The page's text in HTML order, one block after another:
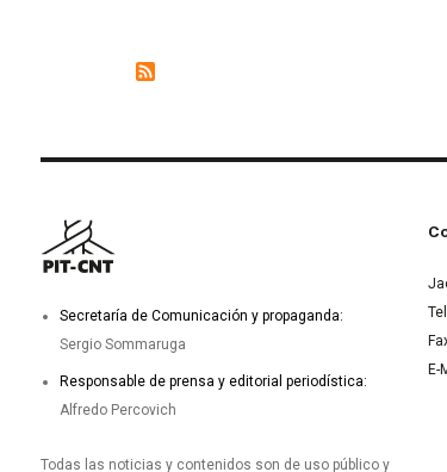
Secretaría de Comunicación y propaganda:
Sergio Sommaruga
Responsable de prensa y editorial periodística:
Alfredo Percovich
Todas las noticias y contenidos son de uso público y